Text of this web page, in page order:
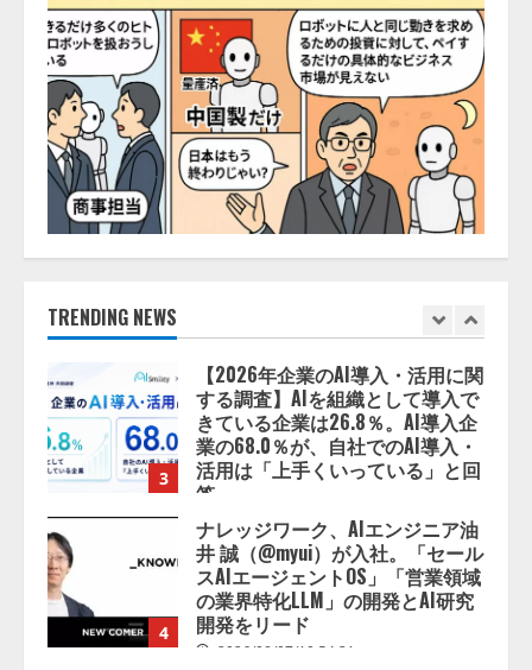
TRENDING NEWS
5
1
【開催報告】次世代AIプラットフ
ォーム「TAIZA」および新サービ
スに関する記者発表会を開催
2026/08/07/17:53:45
2
lmessage、MCP接続機能を強化
し、AIから設定操作できる機能を
3
【2026年企業のAI導入・活用に関
する調査】AIを組織として導入で
きている企業は26.8％。AI導入企
業の68.0％が、自社でのAI導入・
活用は「上手くいっている」と回
答
2026/08/07/13:53:50
4
ナレッジワーク、AIエンジニア油
井 誠（@myui）が入社。「セール
スAIエージェントOS」「営業領域
の業界特化LLM」の開発とAI研究
開発をリード
2026/08/07/10:54:31